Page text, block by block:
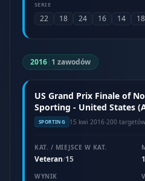
SERIE
22 18 24 16 14 18
2016| 1 zawodów
US Grand Prix Finale of
Sporting - United States
SPORTING 15 kwi 2016·200 targetów
KAT. / MIEJSCE W KAT.
Veteran/15
WYNIK